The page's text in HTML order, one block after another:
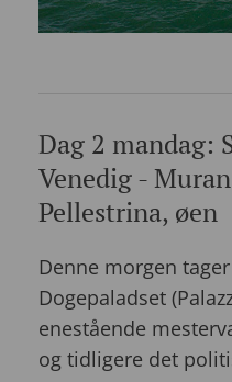
Dag 2 mandag:
Venedig -
Pellestrina, øen
Denne morgen
Dogepaladset
enestående
og tidligere det